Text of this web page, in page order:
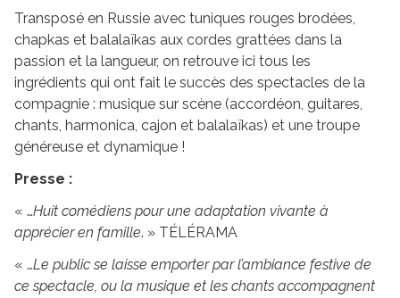
Transposé en Russie avec tuniques rouges brodées,
chapkas et balalaïkas aux cordes grattées dans la
passion et la langueur, on retrouve ici tous les
ingrédients qui ont fait le succès des spectacles de la
compagnie : musique sur scène (accordéon, guitares,
chants, harmonica, cajon et balalaïkas) et une troupe
généreuse et dynamique !
Presse :
« …Huit comédiens pour une adaptation vivante à
apprécier en famille. » TÉLÉRAMA
« …Le public se laisse emporter par l’ambiance festive de
ce spectacle, ou la musique et les chants accompagnent